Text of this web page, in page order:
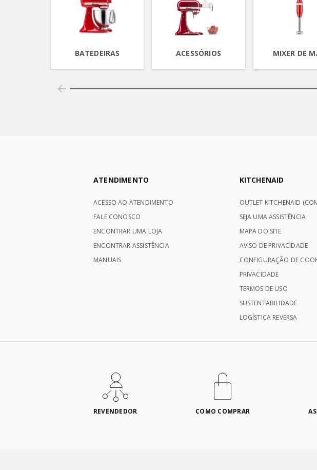
BATEDEIRAS ACESSÓRIOS MIXER DE
ATENDIMENTO
ACESSO AO ATENDIMENTO
FALE CONOSCO
ENCONTRAR UMA LOJA
ENCONTRAR ASSISTÊNCIA
MANUAIS
KITCHENAID
OUTLET KITCHENAID
SEJA UMA ASSISTÊNCIA
MAPA DO SITE
AVISO DE PRIVACIDADE
CONFIGURAÇÃO DE
PRIVACIDADE
TERMOS DE USO
SUSTENTABILIDADE
LOGÍSTICA REVERSA
REVENDEDOR COMO COMPRAR